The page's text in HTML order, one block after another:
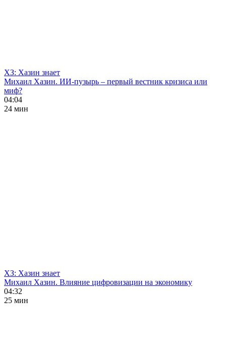
ХЗ: Хазин знает
Михаил Хазин. ИИ-пузырь – первый вестник кризиса или
миф?
04:04
24 мин
ХЗ: Хазин знает
Михаил Хазин. Влияние цифровизации на экономику
04:32
25 мин